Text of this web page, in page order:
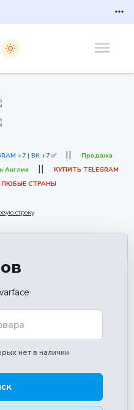
+7 | ВК +7 ✅ ||
Продажа
Англия
||
КУПИТЬ TELEGRAM
| ЛЮБЫЕ СТРАНЫ
строку
нет в наличии